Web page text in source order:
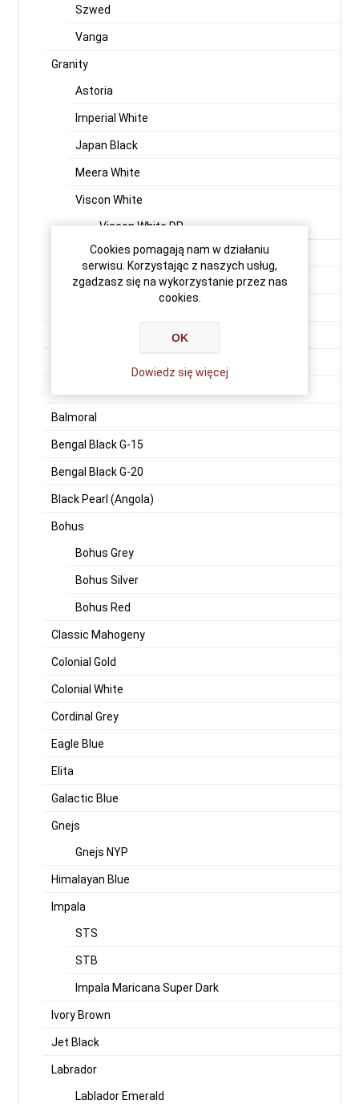
Szwed
Vanga
Granity
Astoria
Imperial White
Japan Black
Meera White
Viscon White
Viscon White DR
Viscon White SR
Viscon Super White
Balmoral
Bengal Black G-15
Bengal Black G-20
Black Pearl (Angola)
Bohus
Bohus Grey
Bohus Silver
Bohus Red
Classic Mahogeny
Colonial Gold
Colonial White
Cordinal Grey
Eagle Blue
Elita
Galactic Blue
Gnejs
Gnejs NYP
Himalayan Blue
Impala
STS
STB
Impala Maricana Super Dark
Ivory Brown
Jet Black
Labrador
Lablador Emerald
Cookies pomagają nam w działaniu
serwisu. Korzystając z naszych usług,
zgadzasz się na wykorzystanie przez nas
cookies.
OK
Dowiedz się więcej